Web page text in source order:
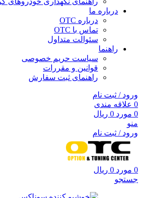
درباره ما
درباره OTC
تماس با OTC
سئوالت متداول
راهنما
سیاست حریم خصوصی
قوانین و مقررات
راهنمای ثبت سفارش
ورود / ثبت نام
0 علاقه مندی
0 مورد 0 ریال
منو
ورود / ثبت نام
0 مورد 0 ریال
جستجو